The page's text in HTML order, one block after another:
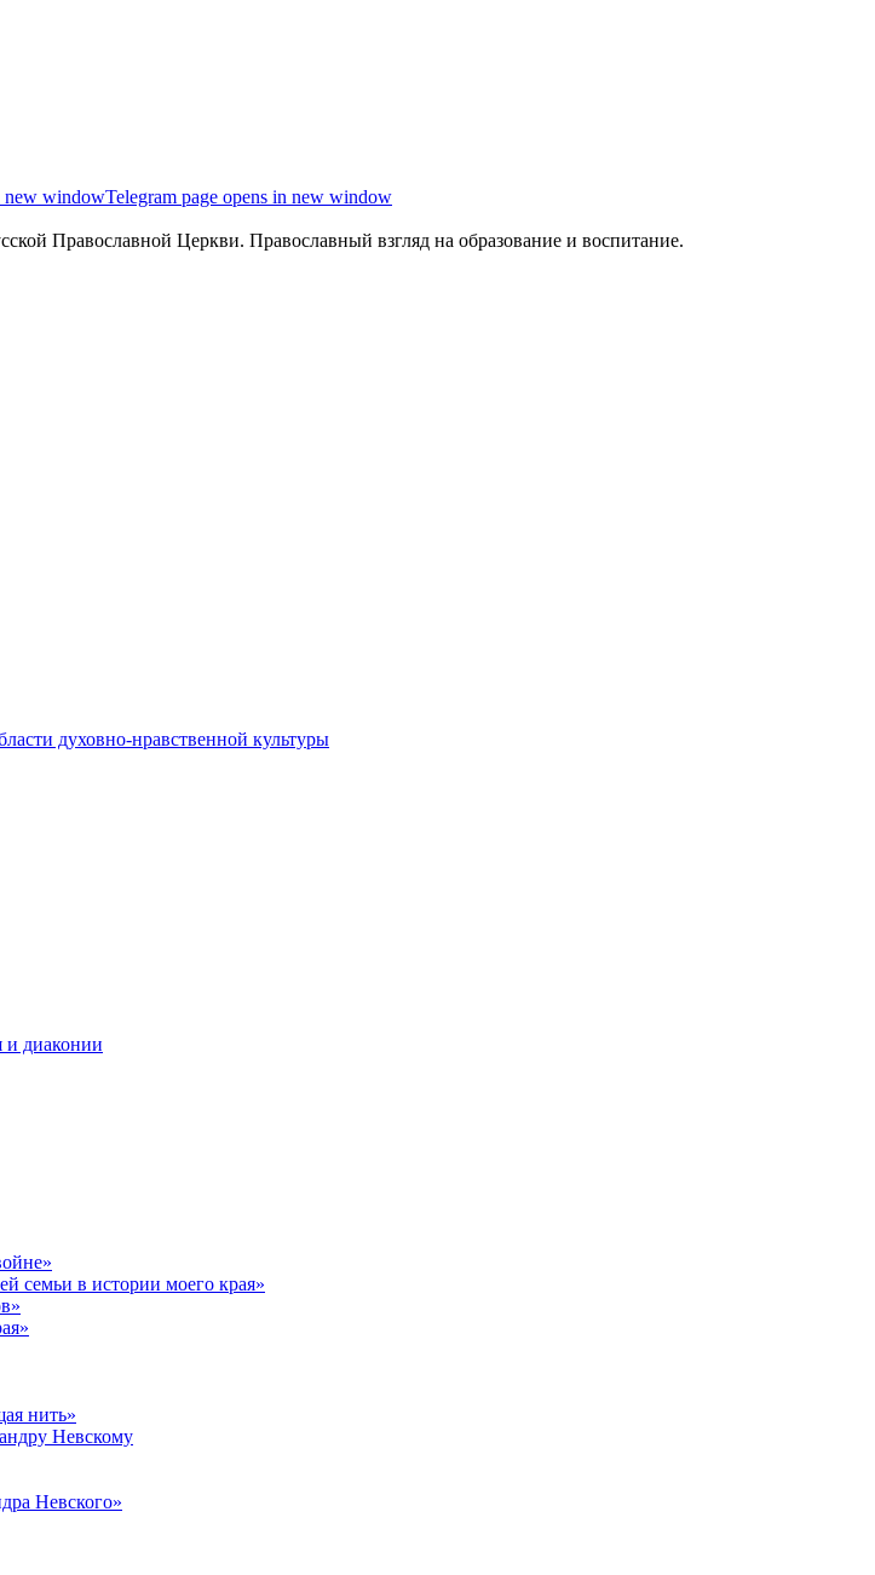
new windowTelegram page opens in new window
Православной Церкви. Православный взгляд на образование и воспитание.
духовно-нравственной культуры
и диаконии
семьи в истории моего края»
нить»
Невскому
Невского»